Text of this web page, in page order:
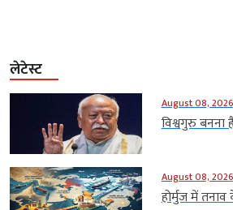
लेटेस्ट
August 08, 2026
विश्वगुरु बनना
August 08, 2026
होर्मुज में